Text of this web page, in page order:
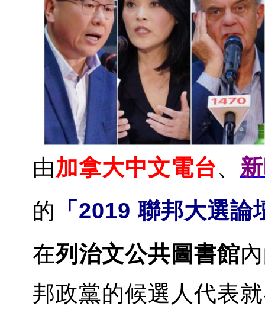
由加拿大中文電台、
的 「2019 聯邦大選論
在列治文公共圖書館
邦政黨的候選人代表